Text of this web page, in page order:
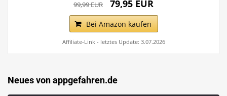
99,99 EUR 79,95 EUR
Bei Amazon kaufen
Affiliate-Link - letztes Update: 3.07.2026
Neues von appgefahren.de